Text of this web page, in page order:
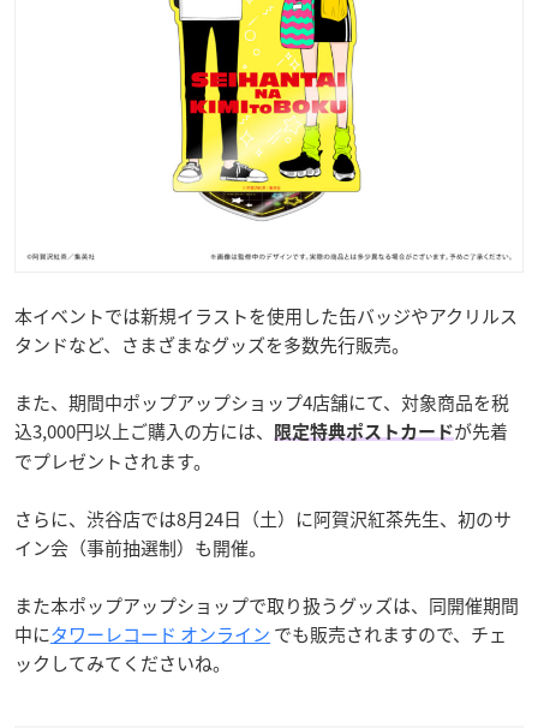
本イベントでは新規イラストを使用した缶バッジやアクリルス
タンドなど、さまざまなグッズを多数先行販売。
また、期間中ポップアップショップ4店舗にて、対象商品を税
込3,000円以上ご購入の方には、
限定特典ポストカードが先着
でプレゼントされます。
さらに、渋谷店では8月24日（土）に阿賀沢紅茶先生、初のサ
イン会（事前抽選制）も開催。
また本ポップアップショップで取り扱うグッズは、同開催期間
中にタワーレコード オンライン でも販売されますので、チェ
ックしてみてくださいね。